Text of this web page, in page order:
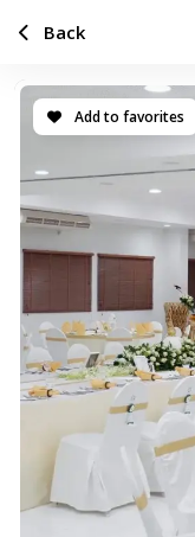
Add to favorites
Back